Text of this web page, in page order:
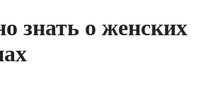
знать о женских